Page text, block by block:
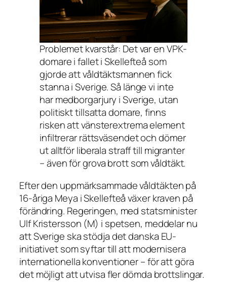
Problemet kvarstår: Det var en VPK-
domare i fallet i Skellefteå som
gjorde att våldtäktsmannen fick
stanna i Sverige. Så länge vi inte
har medborgarjury i Sverige, utan
politiskt tillsatta domare, finns
risken att vänsterextrema element
infiltrerar rättsväsendet och dömer
ut alltför liberala straff till migranter
– även för grova brott som våldtäkt.
Efter den uppmärksammade våldtäkten på
16-åriga Meya i Skellefteå växer kraven på
förändring. Regeringen, med statsminister
Ulf Kristersson (M) i spetsen, meddelar nu
att Sverige ska stödja det danska EU-
initiativet som syftar till att modernisera
internationella konventioner – för att göra
det möjligt att utvisa fler dömda brottslingar.